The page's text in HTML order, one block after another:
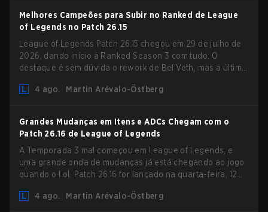
Melhores Campeões para Subir no Ranked de League
of Legends no Patch 26.15
League of Legends Patch 26.15 chegou em 29 de julho de
2026, dando início à Ranked Season 3 com tudo. O
destaque é sem dúvida o rework de Bel'Veth, mas a última
necessárias em picks que estavam overperforming. Com
26.15.
4 ago. Martin Arévalo-Östberg
Grandes Mudanças em Itens e ADCs Chegam com o
Patch 26.16 de League of Legends
A Temporada 3 mal começou em League of Legends, e
uma grande onda de mudanças já está chegando ao jogo
quando o LoL Patch 26.16 for lançado na quarta-feira, 12
mudanças em Resistência Mágica (MR) para praticamente
4 ago. Martin Arévalo-Östberg